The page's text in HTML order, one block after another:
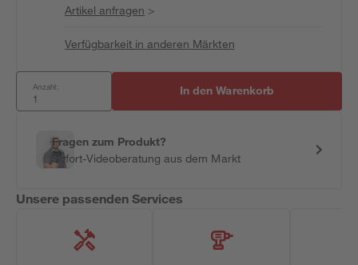
Artikel anfragen >
Verfügbarkeit in anderen Märkten
Anzahl: In den Warenkorb
Fragen zum Produkt?
Sofort-Videoberatung aus dem Markt
Unsere passenden Services